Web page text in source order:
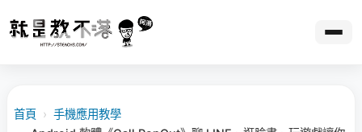
首頁 › 手機應用教學